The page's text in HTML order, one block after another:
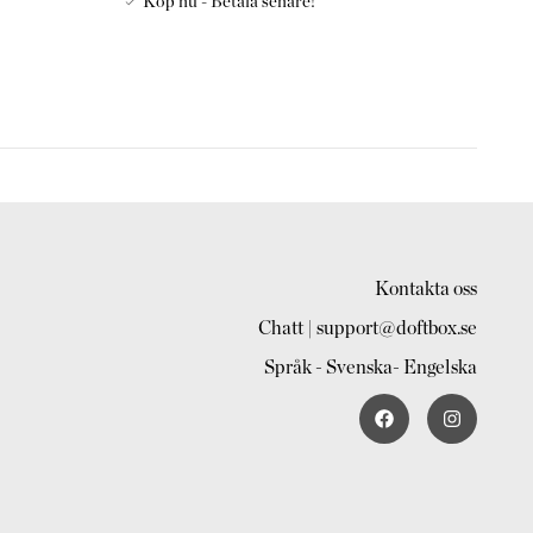
flaskan med resepluggen och skruvkorken igen tills
du färre pinnar, önskar du mer doftspridning så
att börja med 3 - 5 som en start. Öka med antal
vändas var 14:e dag eller när doften börjar avta. Vi
Kontakta oss
Chatt | support@doftbox.se
Språk - Svenska- Engelska